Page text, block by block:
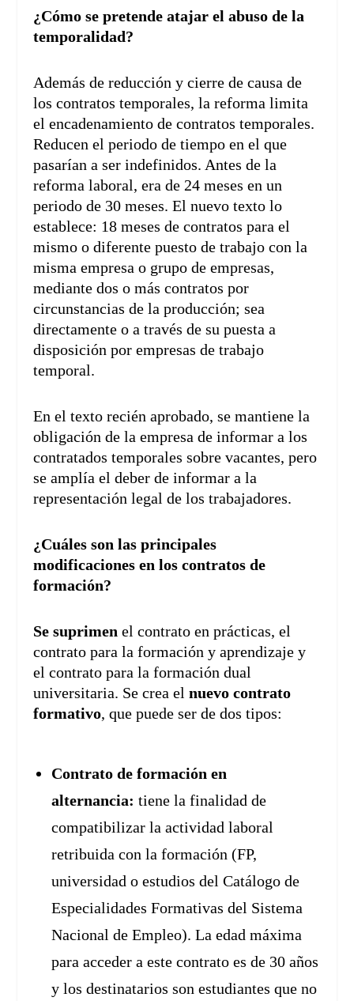
¿Cómo se pretende atajar el abuso de la
temporalidad?
Además de reducción y cierre de causa de
los contratos temporales, la reforma limita
el encadenamiento de contratos temporales.
Reducen el periodo de tiempo en el que
pasarían a ser indefinidos. Antes de la
reforma laboral, era de 24 meses en un
periodo de 30 meses. El nuevo texto lo
establece: 18 meses de contratos para el
mismo o diferente puesto de trabajo con la
misma empresa o grupo de empresas,
mediante dos o más contratos por
circunstancias de la producción; sea
directamente o a través de su puesta a
disposición por empresas de trabajo
temporal.
En el texto recién aprobado, se mantiene la
obligación de la empresa de informar a los
contratados temporales sobre vacantes, pero
se amplía el deber de informar a la
representación legal de los trabajadores.
¿Cuáles son las principales
modificaciones en los contratos de
formación?
Se suprimen el contrato en prácticas, el
contrato para la formación y aprendizaje y
el contrato para la formación dual
universitaria. Se crea elnuevo contrato
formativo, que puede ser de dos tipos:
Contrato de formación en
alternancia: tiene la finalidad de
compatibilizar la actividad laboral
retribuida con la formación (FP,
universidad o estudios del Catálogo de
Especialidades Formativas del Sistema
Nacional de Empleo). La edad máxima
para acceder a este contrato es de 30 años
y los destinatarios son estudiantes que no